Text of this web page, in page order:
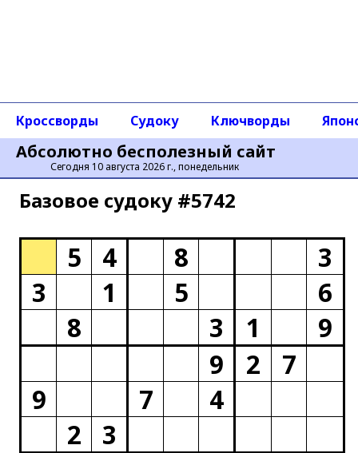
Абсолютно бесполезный сайт
Сегодня 10 августа 2026 г., понедельник
Кроссворды Судоку Ключворды
Базовое cудоку #5742
5 4 8
3
3
1 5
6
8
3 1
9
9
2
7
9
7
4
2
3